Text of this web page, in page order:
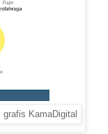
KamaDigital